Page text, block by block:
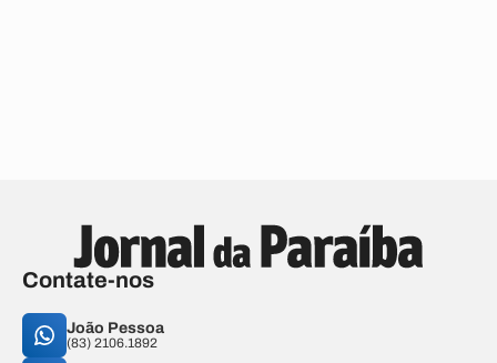
Contate-nos
João Pessoa
(83) 2106.1892